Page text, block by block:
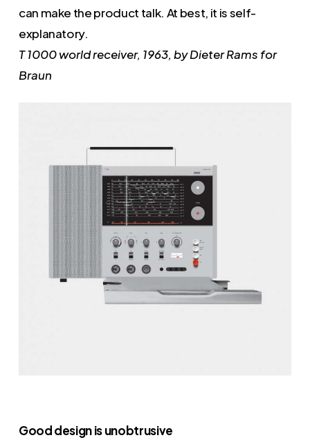
can make the product talk. At best, it is self-
explanatory.
T 1000 world receiver, 1963, by Dieter Rams for
Braun
Good design is unobtrusive